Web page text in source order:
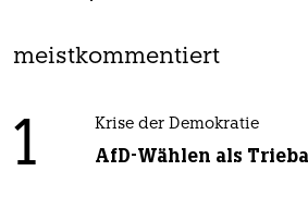
meistkommentiert
1 Krise der Demokratie
AfD-Wählen als